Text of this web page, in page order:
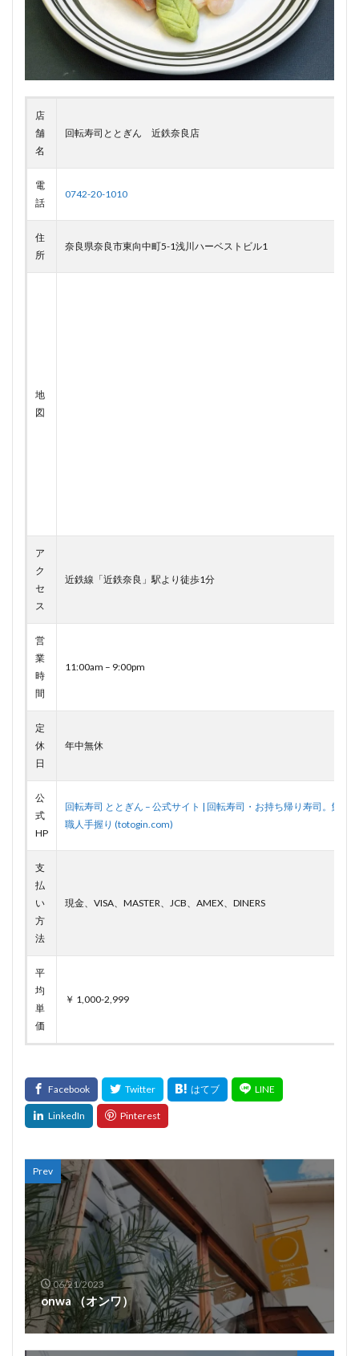
店
舗
名
回転寿司ととぎん 近鉄奈良店
電
話
0742-20-1010
住
所
奈良県奈良市東向中町5-1浅川ハーベストビル1
地
図
ア
ク
セ
ス
近鉄線「近鉄奈良」駅より徒歩1分
営
業
時
間
11:00am – 9:00pm
定
休
日
年中無休
公
式
HP
回転寿司 ととぎん – 公式サイト | 回転寿司・お持ち帰り寿司。鮮度
職人手握り (totogin.com)
支
払
い
方
法
現金、VISA、MASTER、JCB、AMEX、DINERS
平
均
単
価
￥ 1,000-2,999
Prev
06/21/2023
onwa （オンワ）